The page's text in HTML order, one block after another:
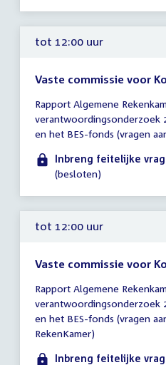
uur
tot 12:00 uur
Vaste commissie voor
vergadering
tot
12:00
uur
Rapport Algemene
verantwoordingsonderzoek
en het BES-fonds (vragen
Inbreng feitelijke
(besloten)
tot 12:00 uur
Vaste commissie voor
vergadering
tot
12:00
uur
Rapport Algemene
verantwoordingsonderzoek
en het BES-fonds (vragen
RekenKamer)
Inbreng feitelijke